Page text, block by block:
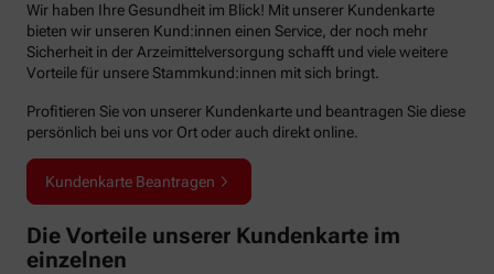
Wir haben Ihre Gesundheit im Blick! Mit unserer Kundenkarte
bieten wir unseren Kund:innen einen Service, der noch mehr
Sicherheit in der Arzeimittelversorgung schafft und viele weitere
Vorteile für unsere Stammkund:innen mit sich bringt.
Profitieren Sie von unserer Kundenkarte und beantragen Sie diese
persönlich bei uns vor Ort oder auch direkt online.
Kundenkarte Beantragen
Die Vorteile unserer Kundenkarte im
einzelnen